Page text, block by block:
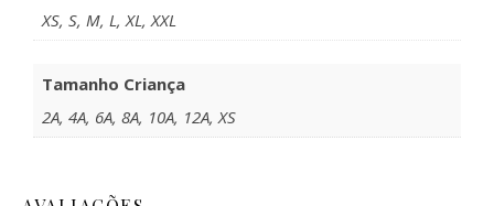
XS, S, M, L, XL, XXL
Tamanho Criança
2A, 4A, 6A, 8A, 10A, 12A, XS